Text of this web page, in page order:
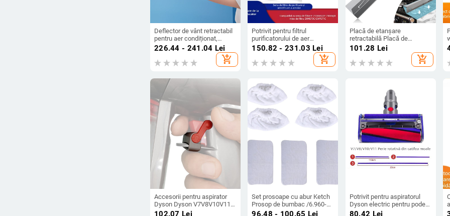
Deflector de vânt retractabil
pentru aer condiționat,
paravan anti-vânt direct,
deflector de vânt pentru aer
condiționat, deflector de vânt
pentru purificare, en-gros
226.44 - 241.04 Lei
add_shopping_cart
Potrivit pentru filtrul
purificatorului de aer
Panasonic F-71C6VX2/filtrul
ZXMS73C/ZXPS71C
150.82 - 231.03 Lei
add_shopping_cart
Placă de etanșare
retractabilă Placă de
etanșare pentru aragaz
Capace pentru goluri de
aragaz
101.28 Lei
add_shopping_cart
Accesorii pentru aspirator
Dyson Dyson V7V8V10V11,
suport pentru cataramă de
102.07 Lei
Set prosoape cu abur Ketch
Prosop de bumbac /6.960-
019.0 aplicabil Karcher SC1
96.48 - 100.65 Lei
Potrivit pentru aspiratorul
Dyson electric pentru podea,
perie, benzi V7V8V10V11,
80.42 Lei